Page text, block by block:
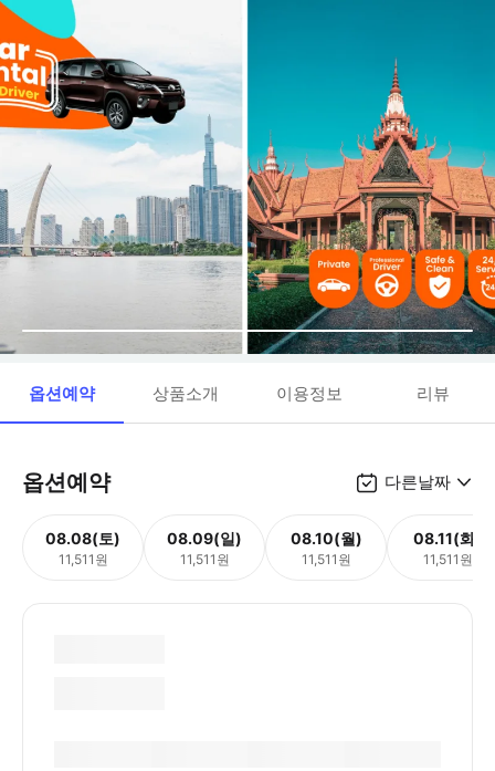
옵션예약 상품소개 이용정보 리뷰
옵션예약 다른날짜
08.08(토)
11,511원
08.09(일)
11,511원
08.10(월)
11,511원
08.11(화)
11,511원